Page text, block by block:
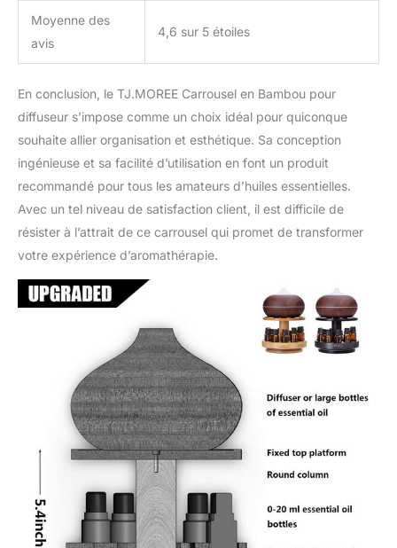
Moyenne des
avis
4,6 sur 5 étoiles
En conclusion, le TJ.MOREE Carrousel en Bambou pour
diffuseur s’impose comme un choix idéal pour quiconque
souhaite allier organisation et esthétique. Sa conception
ingénieuse et sa facilité d’utilisation en font un produit
recommandé pour tous les amateurs d’huiles essentielles.
Avec un tel niveau de satisfaction client, il est difficile de
résister à l’attrait de ce carrousel qui promet de transformer
votre expérience d’aromathérapie.